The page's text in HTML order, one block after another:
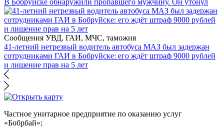
В Бобруйске обнаружили пропавшего мужчину. Он утонул
Сообщения УВД, ГАИ, МЧС, таможня
41-летний нетрезвый водитель автобуса МАЗ был задержан
сотрудниками ГАИ в Бобруйске: его ждёт штраф 9000 рублей
и лишение прав на 5 лет
Частное унитарное предприятие по оказанию услуг
«Бобрбай»;